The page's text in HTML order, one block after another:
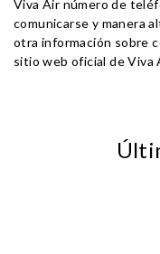
Viva Air número de
comunicarse y manera
otra información sobre
sitio web oficial de